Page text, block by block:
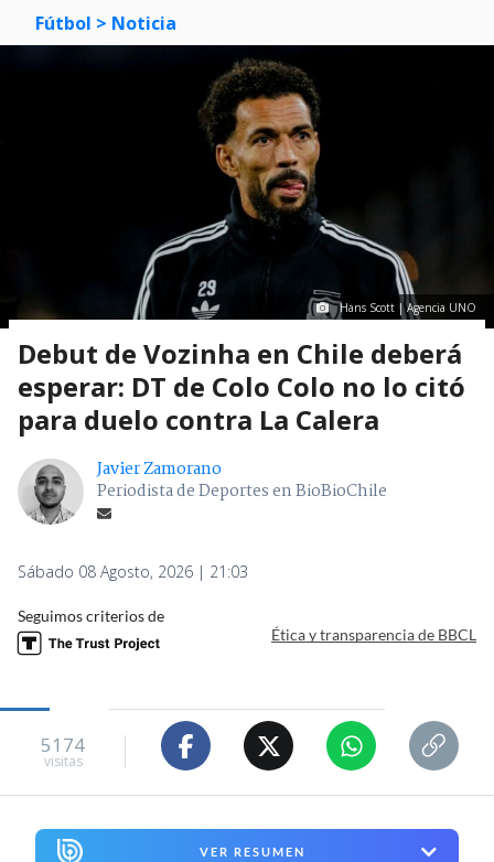
Fútbol > Noticia
Hans Scott | Agencia UNO
Debut de Vozinha en Chile deberá
esperar: DT de Colo Colo no lo citó
para duelo contra La Calera
Javier Zamorano
Periodista de Deportes en BioBioChile
Sábado 08 Agosto, 2026 | 21:03
Seguimos criterios de
Ética y transparencia de BBCL
5174
visitas
VER RESUMEN